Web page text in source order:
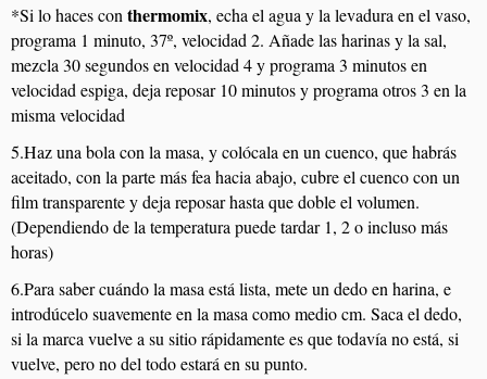
*Si lo haces con thermomix, echa el agua y la levadura en el vaso,
programa 1 minuto, 37º, velocidad 2. Añade las harinas y la sal,
mezcla 30 segundos en velocidad 4 y programa 3 minutos en
velocidad espiga, deja reposar 10 minutos y programa otros 3 en la
misma velocidad
5.Haz una bola con la masa, y colócala en un cuenco, que habrás
aceitado, con la parte más fea hacia abajo, cubre el cuenco con un
film transparente y deja reposar hasta que doble el volumen.
(Dependiendo de la temperatura puede tardar 1, 2 o incluso más
horas)
6.Para saber cuándo la masa está lista, mete un dedo en harina, e
introdúcelo suavemente en la masa como medio cm. Saca el dedo,
si la marca vuelve a su sitio rápidamente es que todavía no está, si
vuelve, pero no del todo estará en su punto.